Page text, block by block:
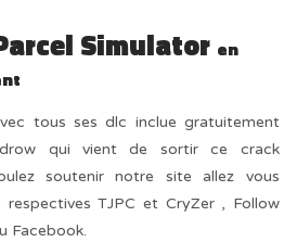
Simulator en
tous ses dlc inclue gratuitement
qui vient de sortir ce crack
soutenir notre site allez vous
respectives TJPC et CryZer , Follow
Facebook.